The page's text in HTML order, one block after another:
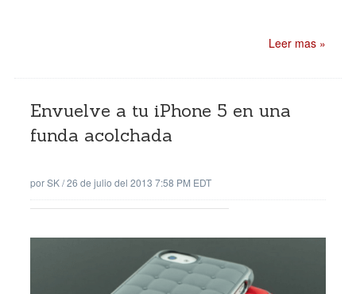
Leer mas »
Envuelve a tu iPhone 5 en una
funda acolchada
porSK/26 de julio del 2013 7:58 PM EDT